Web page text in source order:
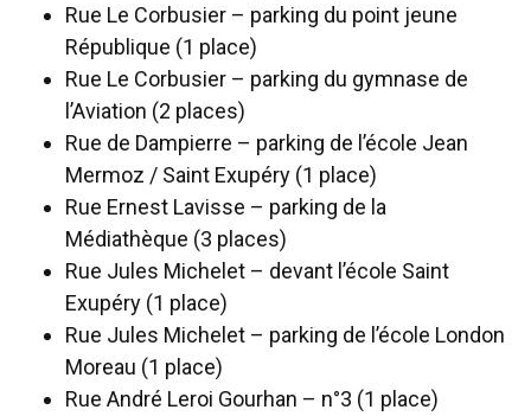
Rue Le Corbusier – parking du point jeune
République (1 place)
Rue Le Corbusier – parking du gymnase de
l’Aviation (2 places)
Rue de Dampierre – parking de l’école Jean
Mermoz / Saint Exupéry (1 place)
Rue Ernest Lavisse – parking de la
Médiathèque (3 places)
Rue Jules Michelet – devant l’école Saint
Exupéry (1 place)
Rue Jules Michelet – parking de l’école London
Moreau (1 place)
Rue André Leroi Gourhan – n°3 (1 place)